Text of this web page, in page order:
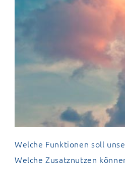
Welche Funktionen soll
Welche Zusatznutzen